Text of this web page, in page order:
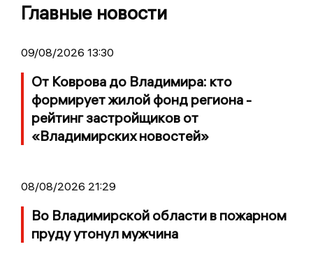
Главные новости
09/08/2026 13:30
От Коврова до Владимира: кто
формирует жилой фонд региона -
рейтинг застройщиков от
«Владимирских новостей»
08/08/2026 21:29
Во Владимирской области в пожарном
пруду утонул мужчина